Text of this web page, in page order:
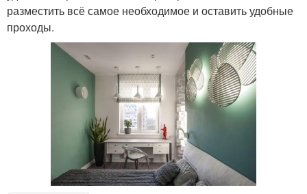
разместить всё самое необходимое и оставить удобные
проходы.